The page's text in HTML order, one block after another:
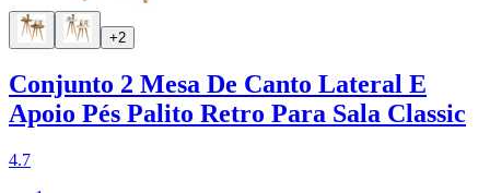
+2
Conjunto 2 Mesa De Canto Lateral E
Apoio Pés Palito Retro Para Sala Classic
4.7